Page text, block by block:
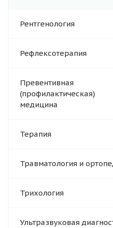
Рентгенология
Рефлексотерапия
Превентивная
(профилактическая)
медицина
Терапия
Травматология и
Трихология
Ультразвуковая